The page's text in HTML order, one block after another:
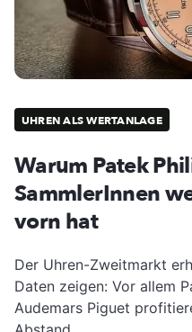
UHREN ALS WERTANLAGE
Warum Patek
SammlerInnen
vorn hat
Der Uhren-Zweitmarkt
Daten zeigen: Vor allem
Audemars Piguet